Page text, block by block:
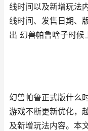
线时间以及新增玩法
线时间、发售日期、
出 幻兽帕鲁啥子时候
幻兽帕鲁正式版什么
游戏不断更新优化，
及新增玩法内容。本